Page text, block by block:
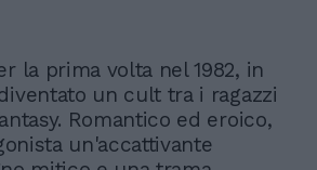
la prima volta nel 1982, in
un cult tra i ragazzi
Romantico ed eroico,
un'accattivante